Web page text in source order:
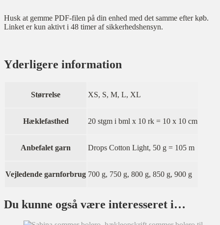
Husk at gemme PDF-filen på din enhed med det samme efter køb.
Linket er kun aktivt i 48 timer af sikkerhedshensyn.
Yderligere information
Størrelse XS, S, M, L, XL
Hæklefasthed 20 stgm i bml x 10 rk = 10 x 10 cm
Anbefalet garn Drops Cotton Light, 50 g = 105 m
Vejledende garnforbrug 700 g, 750 g, 800 g, 850 g, 900 g
Du kunne også være interesseret i…